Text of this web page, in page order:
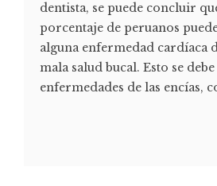
dentista, se puede concluir
porcentaje de peruanos
alguna enfermedad cardíaca
mala salud bucal. Esto se debe
enfermedades de las encías,